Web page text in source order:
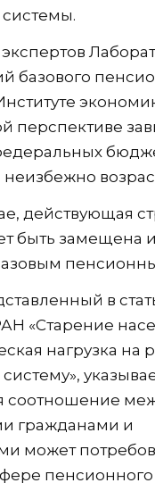
базового
перспективе
действующая
быть замещена
в
«Старение
нагрузка на
соотношение
гражданами и
может
пенсионного